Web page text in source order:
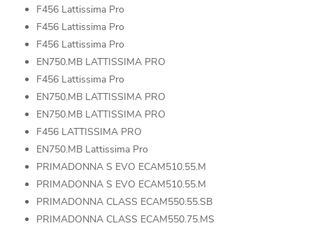
F456 Lattissima Pro
F456 Lattissima Pro
F456 Lattissima Pro
EN750.MB LATTISSIMA PRO
F456 Lattissima Pro
EN750.MB LATTISSIMA PRO
EN750.MB LATTISSIMA PRO
F456 LATTISSIMA PRO
EN750.MB Lattissima Pro
PRIMADONNA S EVO ECAM510.55.M
PRIMADONNA S EVO ECAM510.55.M
PRIMADONNA CLASS ECAM550.55.SB
PRIMADONNA CLASS ECAM550.75.MS